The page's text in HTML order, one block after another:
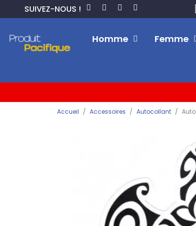
SUIVEZ-NOUS !
Homme Femme
Accueil Accessoires Autocollant